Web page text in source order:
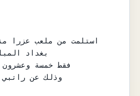
بغداد
فقط خمسة وعشرون